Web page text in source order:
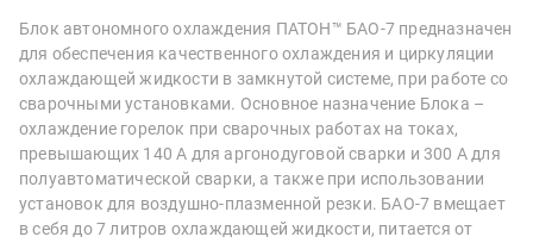
Блок автономного охлаждения ПАТОН™ БАО-7 предназначен
для обеспечения качественного охлаждения и циркуляции
охлаждающей жидкости в замкнутой системе, при работе со
сварочными установками. Основное назначение Блока –
охлаждение горелок при сварочных работах на токах,
превышающих 140 А для аргонодуговой сварки и 300 А для
полуавтоматической сварки, а также при использовании
установок для воздушно-плазменной резки. БАО-7 вмещает
в себя до 7 литров охлаждающей жидкости, питается от